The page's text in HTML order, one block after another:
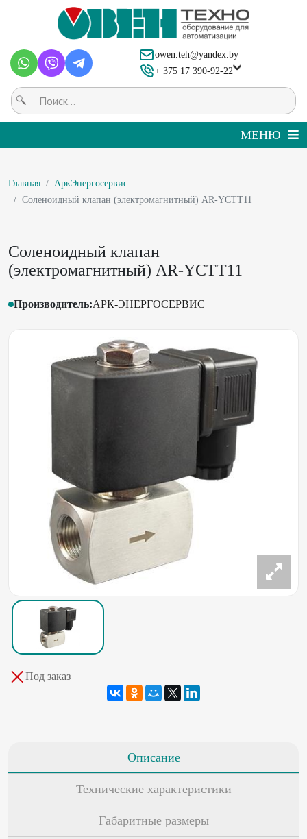
owen.teh@yandex.by
+ 375 17 390-92-22
Главная
АркЭнергосервис
Соленоидный клапан (электромагнитный) AR-YCTT11
Соленоидный клапан
(электромагнитный) AR-YCTT11
Производитель:АРК-ЭНЕРГОСЕРВИС
Под заказ
Описание
Технические характеристики
Габаритные размеры